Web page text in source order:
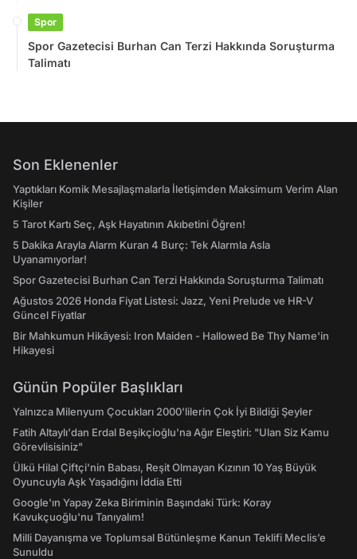
Spor
Spor Gazetecisi Burhan Can Terzi Hakkında Soruşturma
Talimatı
Son Eklenenler
Yaptıkları Komik Mesajlaşmalarla İletişimden Maksimum Verim Alan
Kişiler
5 Tarot Kartı Seç, Aşk Hayatının Akıbetini Öğren!
5 Dakika Arayla Alarm Kuran 4 Burç: Tek Alarmla Asla
Uyanamıyorlar!
Spor Gazetecisi Burhan Can Terzi Hakkında Soruşturma Talimatı
Ağustos 2026 Honda Fiyat Listesi: Jazz, Yeni Prelude ve HR-V
Güncel Fiyatlar
Bir Mahkumun Hikâyesi: Iron Maiden - Hallowed Be Thy Name'in
Hikayesi
Günün Popüler Başlıkları
Yalnızca Milenyum Çocukları 2000'lilerin Çok İyi Bildiği Şeyler
Fatih Altaylı'dan Erdal Beşikçioğlu'na Ağır Eleştiri: "Ulan Siz Kamu
Görevlisisiniz"
Ülkü Hilal Çiftçi'nin Babası, Reşit Olmayan Kızının 10 Yaş Büyük
Oyuncuyla Aşk Yaşadığını İddia Etti
Google'ın Yapay Zeka Biriminin Başındaki Türk: Koray
Kavukçuoğlu'nu Tanıyalım!
Milli Dayanışma ve Toplumsal Bütünleşme Kanun Teklifi Meclis’e
Sunuldu